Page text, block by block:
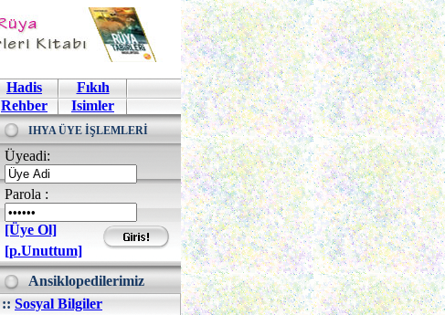
Hadis
Fıkıh
Rehber Isimler
IHYA ÜYE İŞLEMLERİ
Üyeadi:
Parola :
[Üye Ol]
[p.Unuttum]
Ansiklopedilerimiz
:: Sosyal Bilgiler